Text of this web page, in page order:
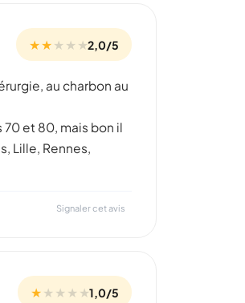
★ ★★ ★ ★2,0/5
au charbon au
et 80, mais bon il
Lille, Rennes,
Signaler cet avis
★★ ★ ★ ★1,0/5